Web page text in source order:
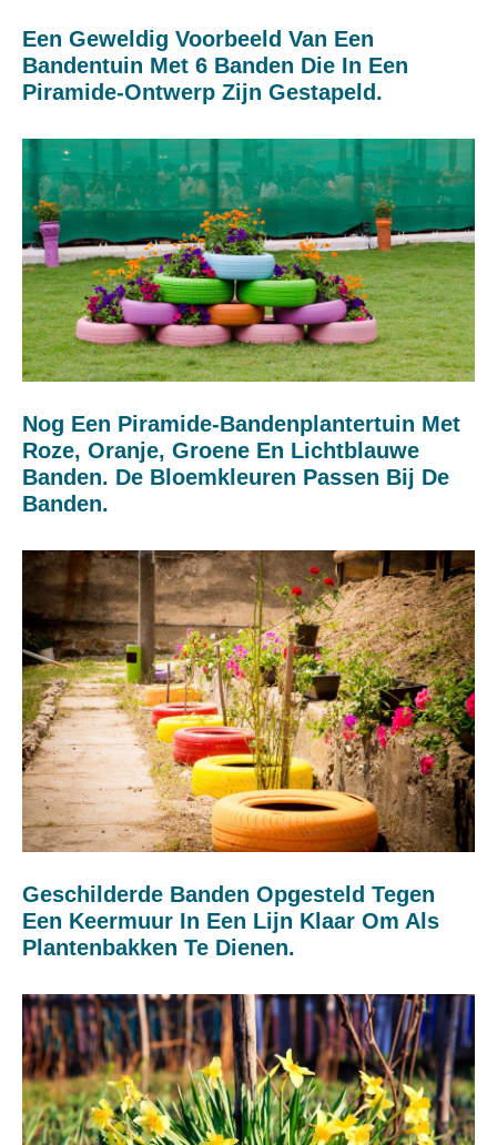
Een Geweldig Voorbeeld Van Een
Bandentuin Met 6 Banden Die In Een
Piramide-Ontwerp Zijn Gestapeld.
Nog Een Piramide-Bandenplantertuin Met
Roze, Oranje, Groene En Lichtblauwe
Banden. De Bloemkleuren Passen Bij De
Banden.
Geschilderde Banden Opgesteld Tegen
Een Keermuur In Een Lijn Klaar Om Als
Plantenbakken Te Dienen.